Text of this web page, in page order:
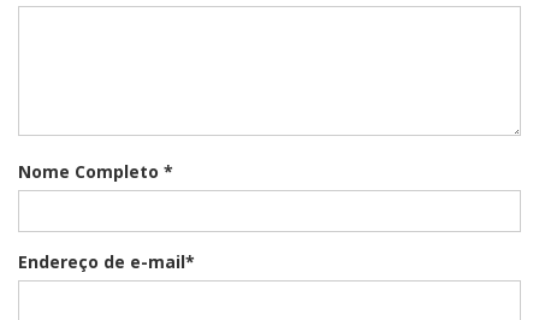
Nome Completo *
Endereço de e-mail*